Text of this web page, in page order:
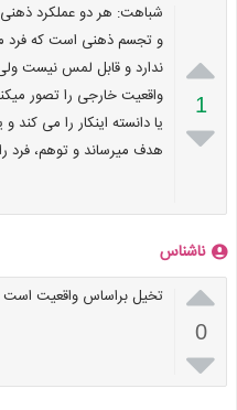

1

شباهت: هر دو عملکرد
و تجسم ذهنی است که فرد
ندارد و قابل لمس نیست
واقعیت خارجی را تصور
یا دانسته اینکار را می کند
هدف میرساند و توهم، فرد
ناشناس

0

تخیل براساس واقعیت